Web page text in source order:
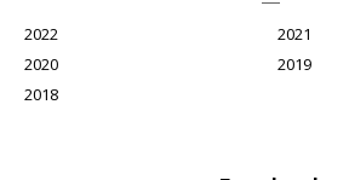
2022
2021
2020
2019
2018